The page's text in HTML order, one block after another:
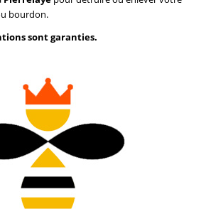
bourdon.
sont garanties.